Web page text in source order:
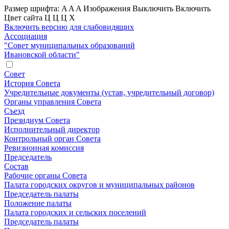
Размер шрифта: A A A Изображения Выключить Включить
Цвет сайта Ц Ц Ц Х
Включить версию для слабовидящих
Ассоциация
"Совет муниципальных образований
Ивановской области"
Совет
История Совета
Учредительные документы (устав, учредительный договор)
Органы управления Совета
Съезд
Президиум Совета
Исполнительный директор
Контрольный орган Совета
Ревизионная комиссия
Председатель
Состав
Рабочие органы Совета
Палата городских округов и муниципальных районов
Председатель палаты
Положение палаты
Палата городских и сельских поселений
Председатель палаты